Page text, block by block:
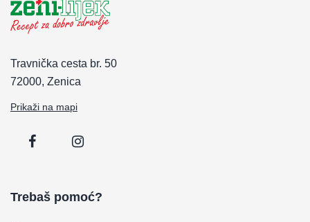
Travnička cesta br. 50
72000, Zenica
Prikaži na mapi
Trebaš pomoć?